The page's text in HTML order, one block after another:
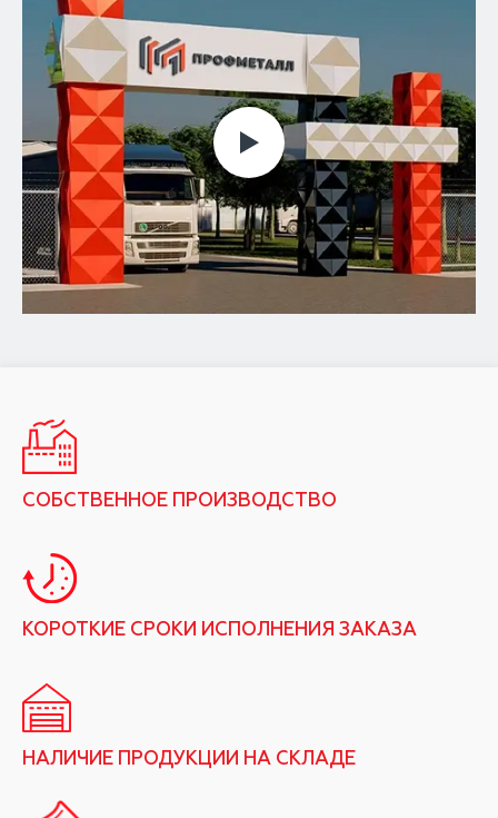
СОБСТВЕННОЕ ПРОИЗВОДСТВО
КОРОТКИЕ СРОКИ ИСПОЛНЕНИЯ ЗАКАЗА
НАЛИЧИЕ ПРОДУКЦИИ НА СКЛАДЕ